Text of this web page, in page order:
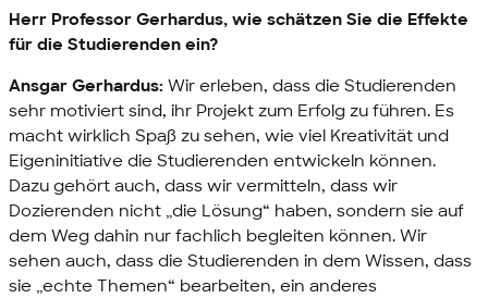
Herr Professor Gerhardus, wie schätzen Sie die Effekte
für die Studierenden ein?
Ansgar Gerhardus: Wir erleben, dass die Studierenden
sehr motiviert sind, ihr Projekt zum Erfolg zu führen. Es
macht wirklich Spaß zu sehen, wie viel Kreativität und
Eigeninitiative die Studierenden entwickeln können.
Dazu gehört auch, dass wir vermitteln, dass wir
Dozierenden nicht „die Lösung“ haben, sondern sie auf
dem Weg dahin nur fachlich begleiten können. Wir
sehen auch, dass die Studierenden in dem Wissen, dass
sie „echte Themen“ bearbeiten, ein anderes